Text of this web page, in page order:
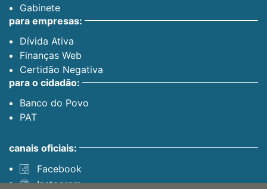
Gabinete
para empresas:
Dívida Ativa
Finanças Web
Certidão Negativa
para o cidadão:
Banco do Povo
PAT
canais oficiais:
Facebook
Instagram